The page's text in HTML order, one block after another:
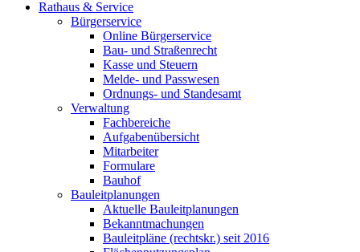
Rathaus & Service
Bürgerservice
Online Bürgerservice
Bau- und Straßenrecht
Kasse und Steuern
Melde- und Passwesen
Ordnungs- und Standesamt
Verwaltung
Fachbereiche
Aufgabenübersicht
Mitarbeiter
Formulare
Bauhof
Bauleitplanungen
Aktuelle Bauleitplanungen
Bekanntmachungen
Bauleitpläne (rechtskr.) seit 2016